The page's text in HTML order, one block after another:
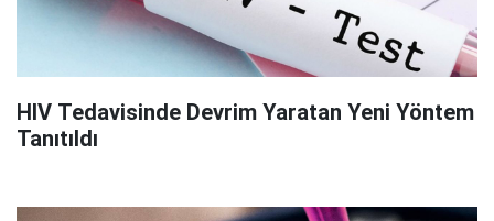
HIV Tedavisinde Devrim Yaratan Yeni Yöntem
Tanıtıldı